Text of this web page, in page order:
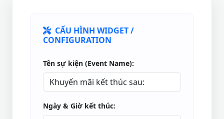
CẤU HÌNH WIDGET /
CONFIGURATION
Tên sự kiện (Event Name):
Ngày & Giờ kết thúc: